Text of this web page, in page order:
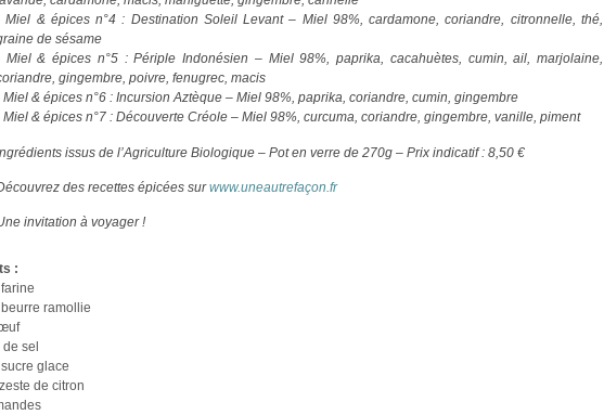
Miel & épices n°4 : Destination Soleil Levant – Miel 98%, cardamone, coriandre, citronnelle, thé,
de sésame
Miel & épices n°5 : Périple Indonésien – Miel 98%, paprika, cacahuètes, cumin, ail, marjolaine,
gingembre, poivre, fenugrec, macis
Miel & épices n°6 : Incursion Aztèque – Miel 98%, paprika, coriandre, cumin, gingembre
Miel & épices n°7 : Découverte Créole – Miel 98%, curcuma, coriandre, gingembre, vanille, piment
issus de l’Agriculture Biologique – Pot en verre de 270g – Prix indicatif : 8,50 €
des recettes épicées surwww.uneautrefaçon.fr
invitation à voyager !
:
ramollie
de sel
glace
de citron